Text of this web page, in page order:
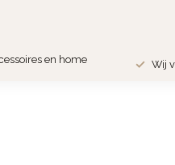
en home
Wij